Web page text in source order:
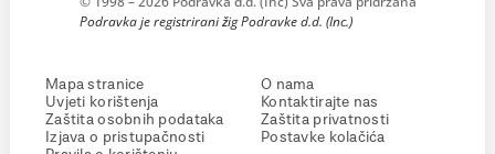
Podravka je registrirani žig Podravke d.d. (Inc.)
Mapa stranice
Uvjeti korištenja
Zaštita osobnih podataka
Izjava o pristupačnosti
O nama
Kontaktirajte nas
Zaštita privatnosti
Postavke kolačića